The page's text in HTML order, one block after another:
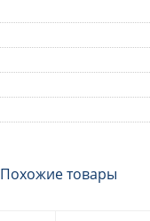
Похожие товары